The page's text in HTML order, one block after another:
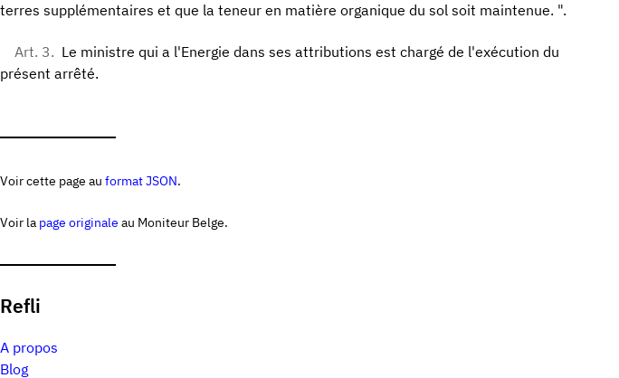
terres supplémentaires et que la teneur en matière organique du sol soit maintenue. ".
Art. 3. Le ministre qui a l'Energie dans ses attributions est chargé de l'exécution du
présent arrêté.
Voir cette page au format JSON.
Voir la page originale au Moniteur Belge.
Refli
A propos
Blog